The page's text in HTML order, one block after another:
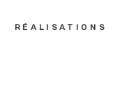
RÉALISATIONS